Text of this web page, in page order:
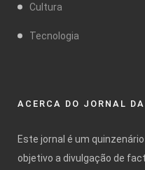
Cultura
Tecnologia
ACERCA DO JORNAL
Este jornal é um
objetivo a divulgação de